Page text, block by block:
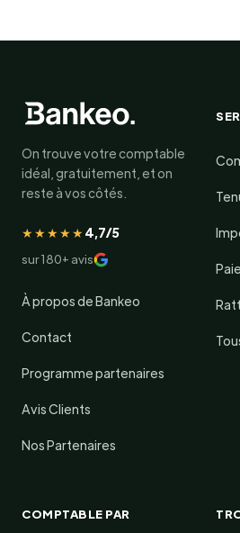
On trouve votre comptable
idéal, gratuitement, et on
reste à vos côtés.
★★★★★4,7/5
sur 180+ avis
À propos de Bankeo
Contact
Programme partenaires
Avis Clients
Nos Partenaires
COMPTABLE PAR